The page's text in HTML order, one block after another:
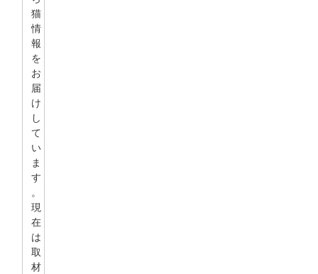
猫
情
報
を
お
届
け
し
て
い
ま
す
。
現
在
は
取
材